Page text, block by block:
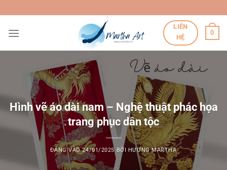
qua
nội
LIÊN
HỆ
0
Hình vẽ áo dài nam – Nghệ thuật phác họa
trang phục dân tộc
ĐĂNG VÀO24/01/2025 BỞI HƯƠNG MARTHA